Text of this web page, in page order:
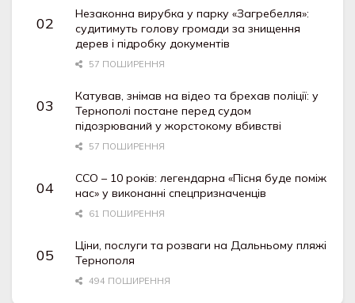
Незаконна вирубка у парку «Загребелля»:
судитимуть голову громади за знищення
дерев і підробку документів
57 ПОШИРЕННЯ
Катував, знімав на відео та брехав поліції: у
Тернополі постане перед судом
підозрюваний у жорстокому вбивстві
57 ПОШИРЕННЯ
ССО – 10 років: легендарна «Пісня буде поміж
нас» у виконанні спецпризначенців
61 ПОШИРЕННЯ
Ціни, послуги та розваги на Дальньому пляжі
Тернополя
494 ПОШИРЕННЯ